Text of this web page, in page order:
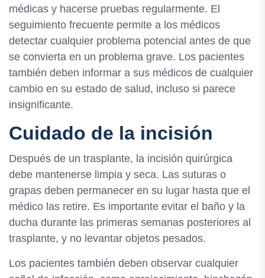
médicas y hacerse pruebas regularmente. El
seguimiento frecuente permite a los médicos
detectar cualquier problema potencial antes de que
se convierta en un problema grave. Los pacientes
también deben informar a sus médicos de cualquier
cambio en su estado de salud, incluso si parece
insignificante.
Cuidado de la incisión
Después de un trasplante, la incisión quirúrgica
debe mantenerse limpia y seca. Las suturas o
grapas deben permanecer en su lugar hasta que el
médico las retire. Es importante evitar el baño y la
ducha durante las primeras semanas posteriores al
trasplante, y no levantar objetos pesados.
Los pacientes también deben observar cualquier